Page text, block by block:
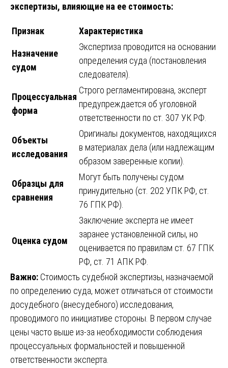
экспертизы, влияющие на ее стоимость:
Признак Характеристика
Назначение
судом
Экспертиза проводится на основании
определения суда (постановления
следователя).
Процессуальная
форма
Строго регламентирована, эксперт
предупреждается об уголовной
ответственности по ст. 307 УК РФ.
Объекты
исследования
Оригиналы документов, находящихся
в материалах дела (или надлежащим
образом заверенные копии).
Образцы для
сравнения
Могут быть получены судом
принудительно (ст. 202 УПК РФ, ст.
76 ГПК РФ).
Оценка судом
Заключение эксперта не имеет
заранее установленной силы, но
оценивается по правилам ст. 67 ГПК
РФ, ст. 71 АПК РФ.
Важно: Стоимость судебной экспертизы, назначаемой
по определению суда, может отличаться от стоимости
досудебного (внесудебного) исследования,
проводимого по инициативе стороны. В первом случае
цены часто выше из-за необходимости соблюдения
процессуальных формальностей и повышенной
ответственности эксперта.